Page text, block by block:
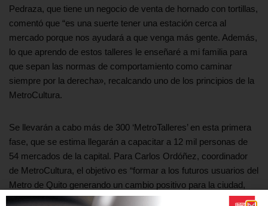
Pedraza, que tiene un negocio de venta de hornado con tortillas,
comentó que “es una suerte tener una estación cerca al
mercado porque nos ayudará a que venga más gente. Además,
lo que aprendo de estos talleres le enseñaré a mi familia para
que sepan las normas de comportamiento como caminar
siempre por la derecha», recalcando uno de los principios de la
MetroCultura.
Se llevarán a cabo más de 300 ‘MetroTalleres’ en esta primera
fase, que se estima llegarán a capacitar a 12 mil personas de
54 mercados de la capital. Para Carlos Ordóñez, coordinador
de MetroCultura, el objetivo es “formar a los futuros usuarios del
Metro de Quito generando un cambio positivo para la ciudad,
con mejores hábitos, con mejor cultura ciudadana, con un